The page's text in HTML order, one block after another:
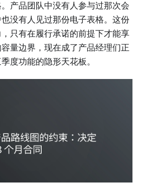
产品团队中没有人参与过那次会
没有人见过那份电子表格。这份
只有在履行承诺的前提下才能享
量边界，现在成了产品经理们正
度功能的隐形天花板。